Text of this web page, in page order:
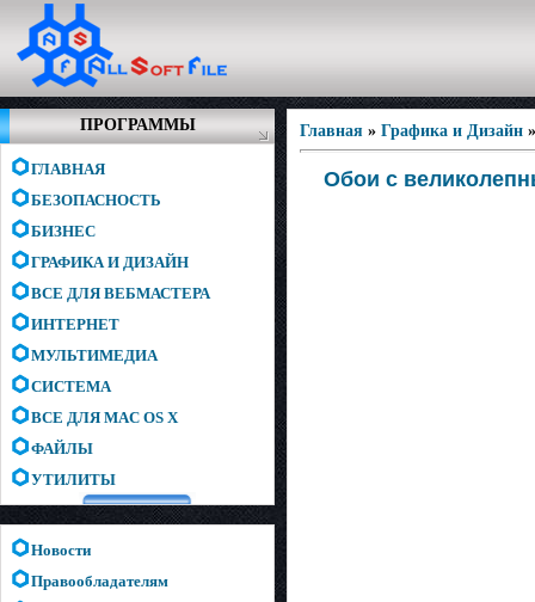
ПРОГРАММЫ
ГЛАВНАЯ
БЕЗОПАСНОСТЬ
БИЗНЕС
ГРАФИКА И ДИЗАЙН
ВСЕ ДЛЯ ВЕБМАСТЕРА
ИНТЕРНЕТ
МУЛЬТИМЕДИА
СИСТЕМА
ВСЕ ДЛЯ MAC OS X
ФАЙЛЫ
УТИЛИТЫ
Новости
Правообладателям
Главная » Графика и Дизайн
Обои с